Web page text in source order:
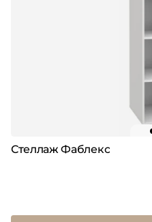
Стеллаж Фаблекс